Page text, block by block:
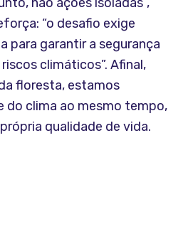
“o desafio exige
para garantir a segurança
climáticos”. Afinal,
floresta, estamos
do clima ao mesmo tempo,
qualidade de vida.